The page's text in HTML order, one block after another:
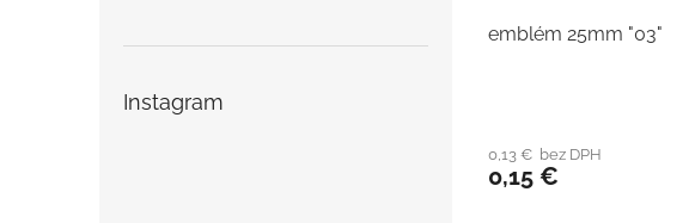
Instagram
emblém 25mm "03"
0,13 € bez DPH
0,15 €